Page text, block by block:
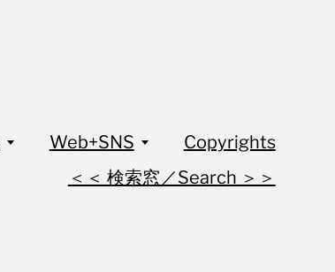
Web+SNS
Copyrights
＜＜ 検索窓／Search ＞＞